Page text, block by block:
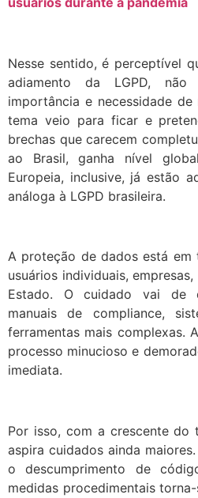
Nesse sentido, é perceptível
adiamento da LGPD,
importância e necessidade
tema veio para ficar e
brechas que carecem
ao Brasil, ganha nível
Europeia, inclusive, já estão
análoga à LGPD brasileira.
A proteção de dados está em
usuários individuais,
Estado. O cuidado vai de
manuais de compliance,
ferramentas mais complexas.
processo minucioso e
imediata.
Por isso, com a crescente do
aspira cuidados ainda
o descumprimento de
medidas procedimentais